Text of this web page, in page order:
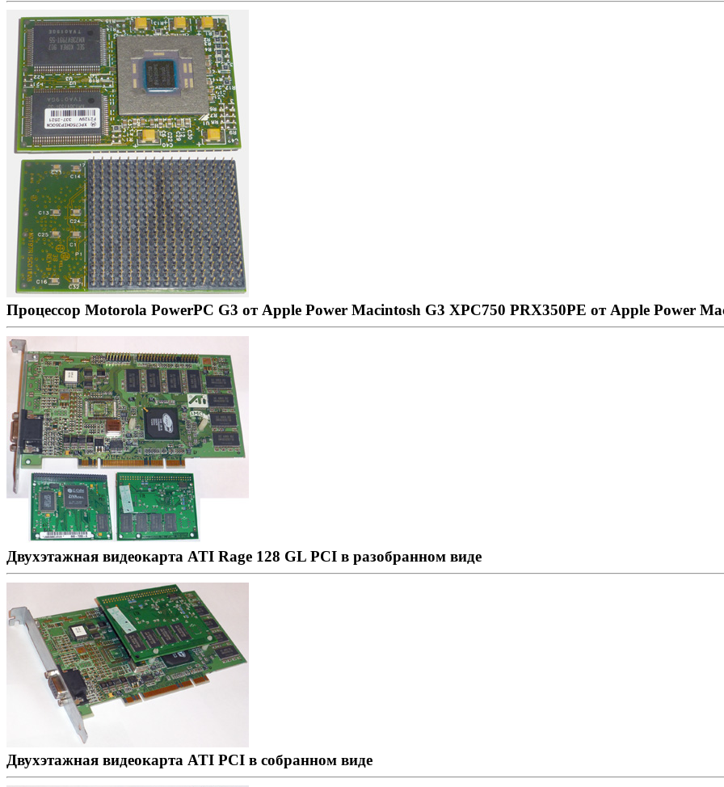
Процессор Motorola PowerPC G3 от Apple Power Macintosh G3 XPC750 PRX350PE от Apple Power
Двухэтажная видеокарта ATI Rage 128 GL PCI в разобранном виде
Двухэтажная видеокарта ATI PCI в собранном виде